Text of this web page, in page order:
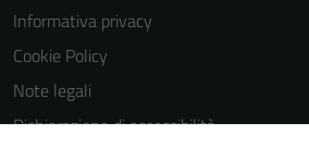
Informativa privacy
Cookie Policy
Note legali
Dichiarazione di accessibilità